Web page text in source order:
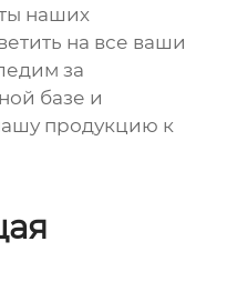
наших
на все ваши
за
базе и
продукцию к